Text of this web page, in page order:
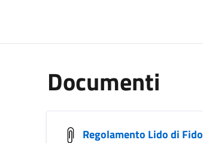
Documenti
Regolamento Lido di Fido